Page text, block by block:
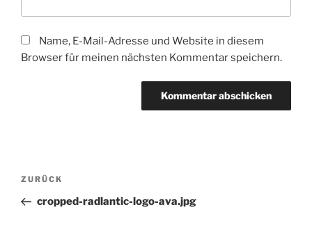
Name, E-Mail-Adresse und Website in diesem
Browser für meinen nächsten Kommentar speichern.
Beitragsnavigation
Vorheriger
Beitrag
ZURÜCK
cropped-radlantic-logo-ava.jpg